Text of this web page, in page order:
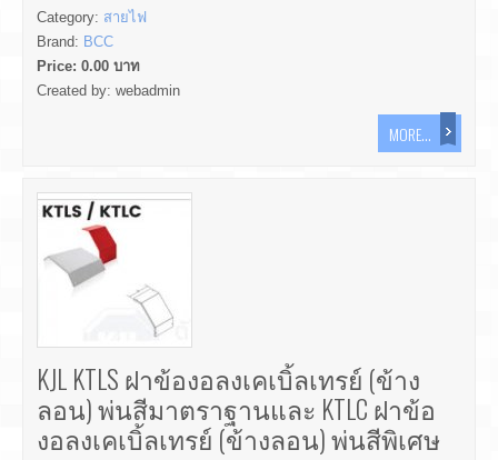
Category: สายไฟ
Brand: BCC
Price: 0.00 บาท
Created by: webadmin
MORE...
KJL KTLS ฝาข้องอลงเคเบิ้ลเทรย์ (ข้าง
ลอน) พ่นสีมาตราฐานและ KTLC ฝาข้อ
งอลงเคเบิ้ลเทรย์ (ข้างลอน) พ่นสีพิเศษ